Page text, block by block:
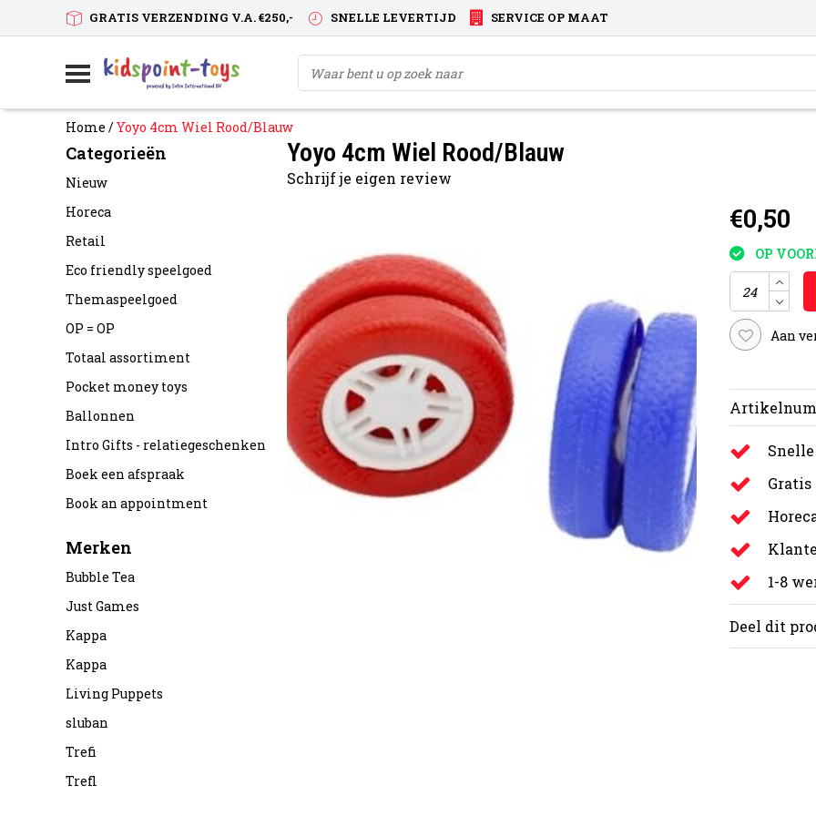
GRATIS VERZENDING V.A. €250,- SNELLE LEVERTIJD SERVICE OP MAAT
Home /Yoyo 4cm Wiel Rood/Blauw
Categorieën
Nieuw
Horeca
Retail
Eco friendly speelgoed
Themaspeelgoed
OP = OP
Totaal assortiment
Pocket money toys
Ballonnen
Intro Gifts - relatiegeschenken
Boek een afspraak
Book an appointment
Merken
Bubble Tea
Just Games
Kappa
Kappa
Living Puppets
sluban
Trefi
Trefl
Yoyo 4cm Wiel Rood/Blauw
Schrijf je eigen review
€0,50
OP
Aan
Gratis
1-8
Deel dit